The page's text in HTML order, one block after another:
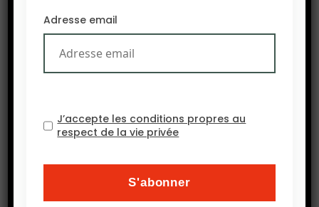
applications dans l’industrie alimentaire.
Quel est le statut de ce beurre d’un nouveau
genre ? Aux États-Unis, il est labelliséauto-GRAS
applications en boulangerie, confiserie et produits
laitiers. Un équivalent du beurre de cacao suivra
Adresse email
J’accepte les conditions propres au
respect de la vie privée